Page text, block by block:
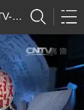
1综合频道高清